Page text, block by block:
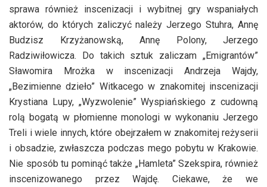
sprawa również inscenizacji i wybitnej gry wspaniałych
aktorów, do których zaliczyć należy Jerzego Stuhra, Annę
Budzisz Krzyżanowską, Annę Polony, Jerzego
Radziwiłowicza. Do takich sztuk zaliczam „Emigrantów”
Sławomira Mrożka w inscenizacji Andrzeja Wajdy,
„Bezimienne dzieło” Witkacego w znakomitej inscenizacji
Krystiana Lupy, „Wyzwolenie” Wyspiańskiego z cudowną
rolą bogatą w płomienne monologi w wykonaniu Jerzego
Treli i wiele innych, które obejrzałem w znakomitej reżyserii
i obsadzie, zwłaszcza podczas mego pobytu w Krakowie.
Nie sposób tu pominąć także „Hamleta” Szekspira, również
inscenizowanego przez Wajdę. Ciekawe, że we